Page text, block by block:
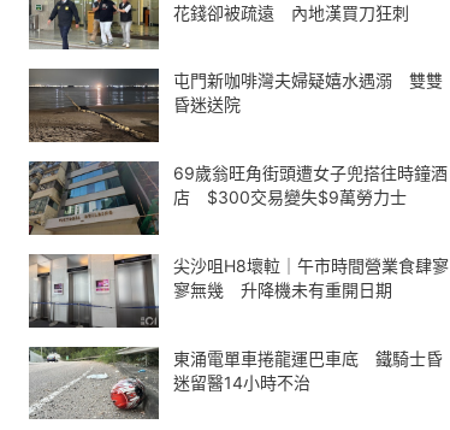
花錢卻被疏遠 內地漢買刀狂刺
屯門新咖啡灣夫婦疑嬉水遇溺 雙雙
昏迷送院
69歲翁旺角街頭遭女子兜搭往時鐘酒
店 $300交易變失$9萬勞力士
尖沙咀H8壞𨋢｜午市時間營業食肆寥
寥無幾 升降機未有重開日期
東涌電單車捲龍運巴車底 鐵騎士昏
迷留醫14小時不治